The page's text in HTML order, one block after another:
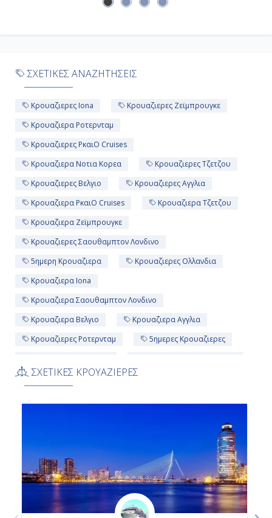
ΣΧΕΤΙΚΕΣ ΑΝΑΖΗΤΗΣΕΙΣ
Κρουαζιερες Iona
Κρουαζιερες Ζεϊμπρουγκε
Κρουαζιερα Ροτερνταμ
Κρουαζιερες PκαιO Cruises
Κρουαζιερα Νοτια Κορεα
Κρουαζιερες Τζετζου
Κρουαζιερες Βελγιο
Κρουαζιερες Αγγλια
Κρουαζιερα PκαιO Cruises
Κρουαζιερα Τζετζου
Κρουαζιερα Ζεϊμπρουγκε
Κρουαζιερες Σαουθαμπτον Λονδινο
5ημερη Κρουαζιερα
Κρουαζιερες Ολλανδια
Κρουαζιερα Iona
Κρουαζιερα Σαουθαμπτον Λονδινο
Κρουαζιερα Βελγιο
Κρουαζιερα Αγγλια
Κρουαζιερες Ροτερνταμ
5ημερες Κρουαζιερες
ΣΧΕΤΙΚΕΣ ΚΡΟΥΑΖΙΕΡΕΣ